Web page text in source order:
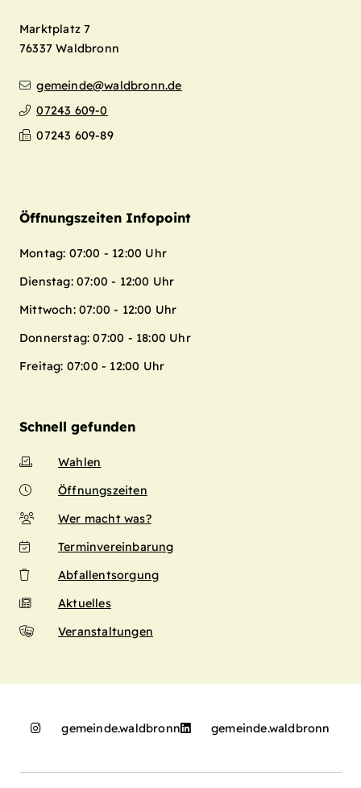
Marktplatz 7
76337 Waldbronn
gemeinde@waldbronn.de
07243 609-0
07243 609-89
Öffnungszeiten Infopoint
Montag: 07:00 - 12:00 Uhr
Dienstag: 07:00 - 12:00 Uhr
Mittwoch: 07:00 - 12:00 Uhr
Donnerstag: 07:00 - 18:00 Uhr
Freitag: 07:00 - 12:00 Uhr
Schnell gefunden
Wahlen
Öffnungszeiten
Wer macht was?
Terminvereinbarung
Abfallentsorgung
Aktuelles
Veranstaltungen
gemeinde.waldbronn gemeinde.waldbronn